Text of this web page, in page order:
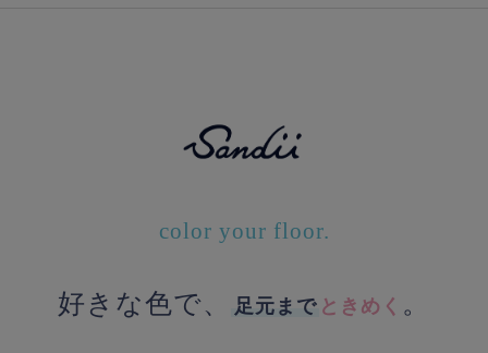
color your floor.
好きな色で、 足元まで ときめく 。